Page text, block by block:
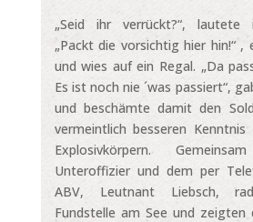
„Seid ihr verrückt?“, lautete
„Packt die vorsichtig hier hin!“ ,
und wies auf ein Regal. „Da
Es ist noch nie ´was passiert“,
und beschämte damit den
vermeintlich besseren
Explosivkörpern.
Unteroffizier und dem per
ABV, Leutnant Liebsch,
Fundstelle am See und zeigten